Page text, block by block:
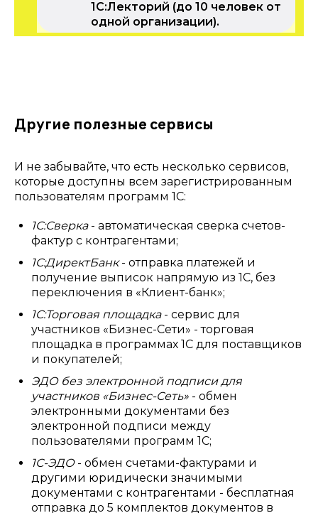
1С:Лекторий (до 10 человек от
одной организации).
Другие полезные сервисы
И не забывайте, что есть несколько сервисов,
которые доступны всем зарегистрированным
пользователям программ 1С:
1С:Сверка- автоматическая сверка счетов-
фактур с контрагентами;
1С:ДиректБанк- отправка платежей и
получение выписок напрямую из 1С, без
переключения в «Клиент-банк»;
1С:Торговая площадка- сервис для
участников «Бизнес-Сети» - торговая
площадка в программах 1С для поставщиков
и покупателей;
ЭДО без электронной подписи для
участников «Бизнес-Сеть» - обмен
электронными документами без
электронной подписи между
пользователями программ 1С;
1С-ЭДО- обмен счетами-фактурами и
другими юридически значимыми
документами с контрагентами - бесплатная
отправка до 5 комплектов документов в